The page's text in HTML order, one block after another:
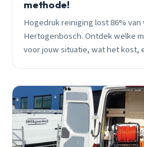
methode!
Hogedruk reiniging lost 86%
Hertogenbosch. Ontdek welke
voor jouw situatie, wat het kost,